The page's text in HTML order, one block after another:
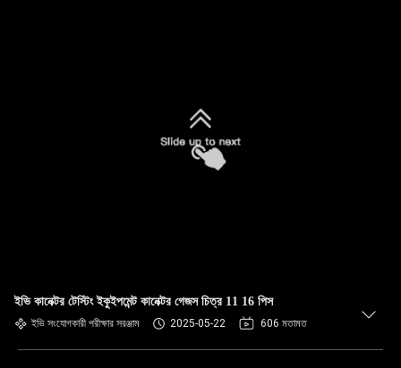
ইভি কানেক্টর টেস্টিং ইকুইপমেন্ট কানেক্টর গেজস চিত্র 11 16 পিস
ইভি সংযোগকারী পরীক্ষার সরঞ্জাম 2025-05-22 606 মতামত